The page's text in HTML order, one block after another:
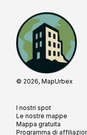
© 2026, MapUrbex
I nostri spot
Le nostre mappe
Mappa gratuita
Programma di